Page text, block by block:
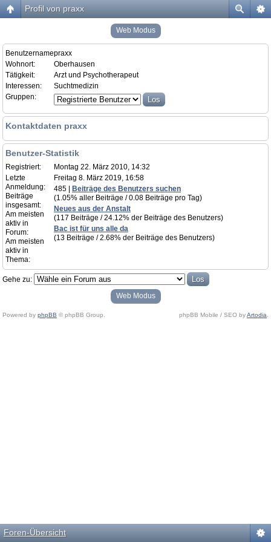
Profil von praxx
Web Modus
Benutzername:praxx
Wohnort:
Oberhausen
Tätigkeit:
Arzt und Psychotherapeut
Interessen:
Suchtmedizin
Gruppen:
Kontaktdaten praxx
Benutzer-Statistik
Registriert:
Montag 22. März 2010, 14:32
Letzte
Anmeldung:
Freitag 8. März 2019, 16:58
Beiträge
insgesamt:
485 |
Beiträge des Benutzers suchen
(1.05% aller Beiträge / 0.08 Beiträge pro Tag)
Am meisten
aktiv in
Forum:
Neues aus der Anstalt
(117 Beiträge / 24.12% der Beiträge des Benutzers)
Am meisten
aktiv in
Thema:
Bac ist für uns alle da
(13 Beiträge / 2.68% der Beiträge des Benutzers)
Gehe zu:
Web Modus
Powered by phpBB © phpBB Group. phpBB Mobile / SEO byArtodia
Foren-Übersicht